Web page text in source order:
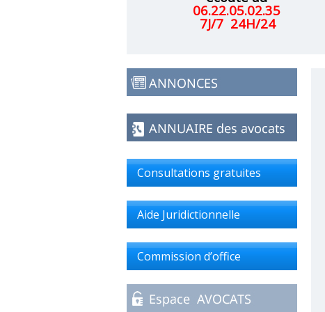
06.22.05.02.35
7J/7 24H/24
Consultations gratuites
Aide Juridictionnelle
Commission d’office